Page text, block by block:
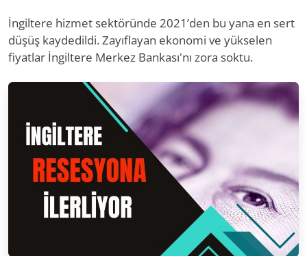
İngiltere hizmet sektöründe 2021’den bu yana en sert
düşüş kaydedildi. Zayıflayan ekonomi ve yükselen
fiyatlar İngiltere Merkez Bankası'nı zora soktu.